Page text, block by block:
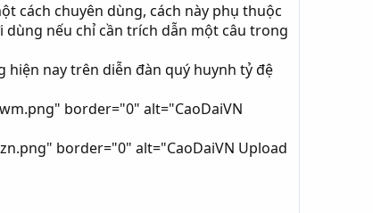
cách chuyên dùng, cách này phụ thuộc
nếu chỉ cần trích dẫn một câu trong
nay trên diễn đàn quý huynh tỷ đệ
border="0" alt="CaoDaiVN
border="0" alt="CaoDaiVN Upload